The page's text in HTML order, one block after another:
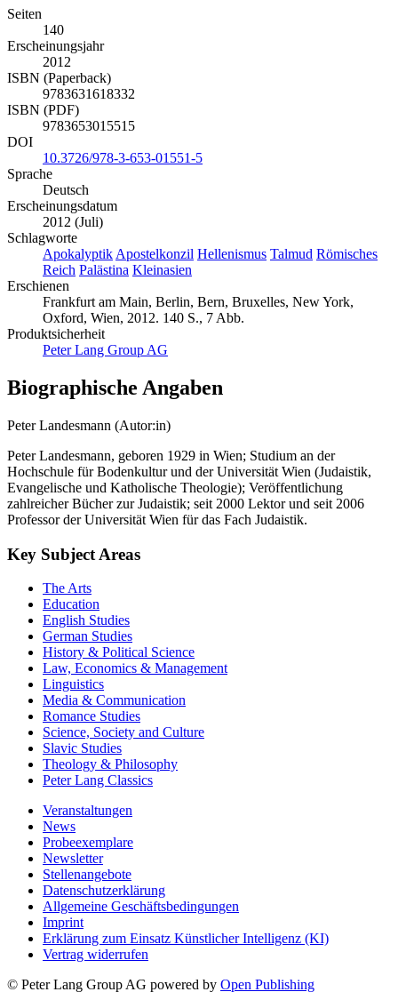
Seiten
140
Erscheinungsjahr
2012
ISBN (Paperback)
9783631618332
ISBN (PDF)
9783653015515
DOI
10.3726/978-3-653-01551-5
Sprache
Deutsch
Erscheinungsdatum
2012 (Juli)
Schlagworte
Apokalyptik Apostelkonzil Hellenismus Talmud Römisches
Reich Palästina Kleinasien
Erschienen
Frankfurt am Main, Berlin, Bern, Bruxelles, New York,
Oxford, Wien, 2012. 140 S., 7 Abb.
Produktsicherheit
Peter Lang Group AG
Biographische Angaben
Peter Landesmann (Autor:in)
Peter Landesmann, geboren 1929 in Wien; Studium an der
Hochschule für Bodenkultur und der Universität Wien (Judaistik,
Evangelische und Katholische Theologie); Veröffentlichung
zahlreicher Bücher zur Judaistik; seit 2000 Lektor und seit 2006
Professor der Universität Wien für das Fach Judaistik.
Key Subject Areas
The Arts
Education
English Studies
German Studies
History & Political Science
Law, Economics & Management
Linguistics
Media & Communication
Romance Studies
Science, Society and Culture
Slavic Studies
Theology & Philosophy
Peter Lang Classics
Veranstaltungen
News
Probeexemplare
Newsletter
Stellenangebote
Datenschutzerklärung
Allgemeine Geschäftsbedingungen
Imprint
Erklärung zum Einsatz Künstlicher Intelligenz (KI)
Vertrag widerrufen
© Peter Lang Group AG powered by Open Publishing